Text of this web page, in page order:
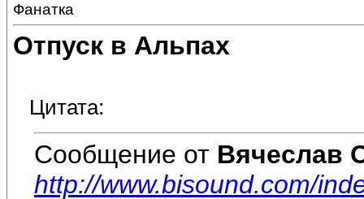
Фанатка
Отпуск в Альпах
Цитата:
Сообщение от Вячеслав
http://www.bisound.com/